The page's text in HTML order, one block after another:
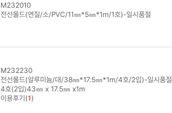
M232010
전선몰드(연질/소/PVC/11㎜*5㎜*1m/1호)-일시품절
M232230
전선몰드(알루미늄/대/38㎜*17.5㎜*1m/4호/2입)-일시품절
4호(2입)43㎜ x 17.5㎜ x1m
이용후기(1)